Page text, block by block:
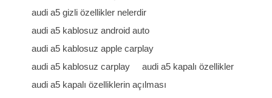
audi a5 gizli özellikler nelerdir
audi a5 kablosuz android auto
audi a5 kablosuz apple carplay
audi a5 kablosuz carplay
audi a5 kapalı özellikler
audi a5 kapalı özelliklerin açılması